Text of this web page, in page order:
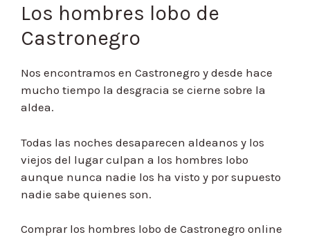
Los hombres lobo de
Castronegro
Nos encontramos en Castronegro y desde hace
mucho tiempo la desgracia se cierne sobre la
aldea.
Todas las noches desaparecen aldeanos y los
viejos del lugar culpan a los hombres lobo
aunque nunca nadie los ha visto y por supuesto
nadie sabe quienes son.
Comprar los hombres lobo de Castronegro online